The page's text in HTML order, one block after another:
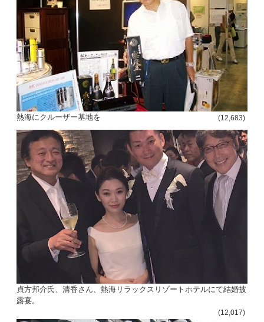
熱海にクルーザー基地を (12,683)
貞方邦介氏、清香さん、熱海リラックスリゾートホテルにて結婚披
露宴。
(12,017)